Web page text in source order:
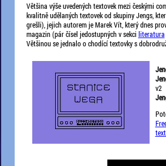
Většina výše uvedených textovek mezi českými
kvalitně udělaných textovek od skupiny Jengs,
grešli), jejich autorem je Marek Vít, který dnes
magazin (pár čísel jedostupných v sekci literatura
Většinou se jednalo o chodící textovky s
v2